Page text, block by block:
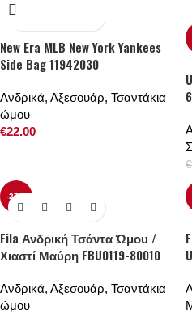
New Era MLB New York Yankees
Side Bag 11942030
Ανδρικά, Αξεσουάρ, Τσαντάκια
ώμου
€22.00
€
-27%
Fila Ανδρική Τσάντα Ώμου /
Χιαστί Μαύρη FBU0119-80010
Ανδρικά, Αξεσουάρ, Τσαντάκια
ώμου